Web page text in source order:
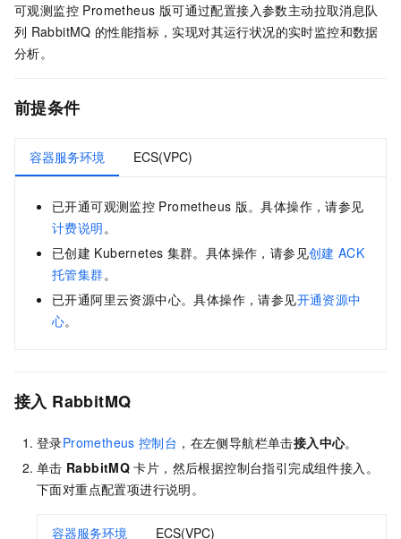
可观测监控 Prometheus 版可通过配置接入参数主动拉取消息队
列 RabbitMQ 的性能指标，实现对其运行状况的实时监控和数据
分析。
前提条件
容器服务环境 ECS(VPC)
已开通可观测监控 Prometheus 版。具体操作，请参见
计费说明。
已创建 Kubernetes 集群。具体操作，请参见创建 ACK
托管集群。
已开通阿里云资源中心。具体操作，请参见开通资源中
心。
接入 RabbitMQ
登录Prometheus 控制台 ，在左侧导航栏单击接入中心。
单击 RabbitMQ 卡片，然后根据控制台指引完成组件接入。
下面对重点配置项进行说明。
容器服务环境 ECS(VPC)